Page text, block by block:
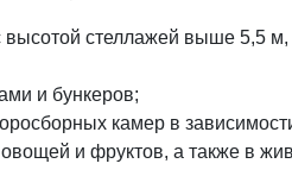
стеллажей выше 5,5
и бункеров;
камер в
и фруктов, а также в